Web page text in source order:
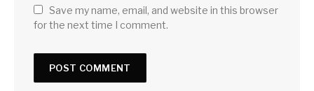
Save my name, email, and website in this browser
for the next time I comment.